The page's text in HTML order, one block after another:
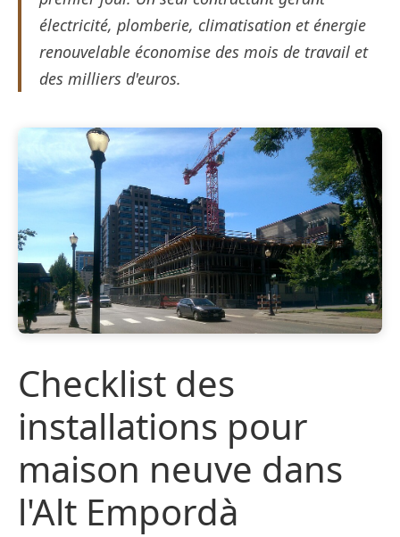
électricité, plomberie, climatisation et énergie
renouvelable économise des mois de travail et
des milliers d'euros.
Checklist des
installations pour
maison neuve dans
l'Alt Empordà